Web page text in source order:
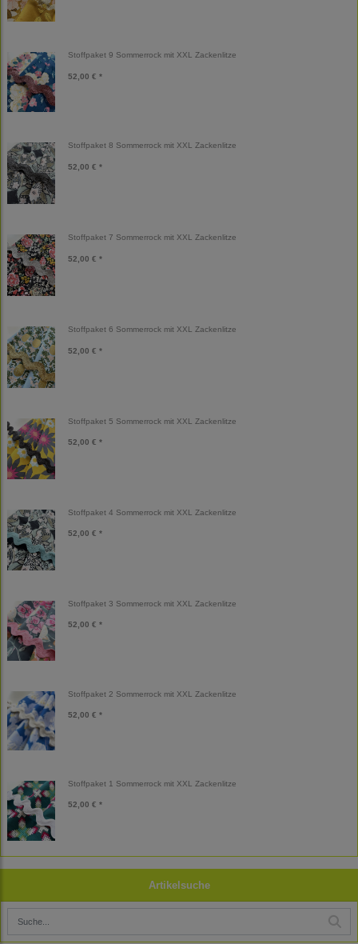
Stoffpaket 9 Sommerrock mit XXL Zackenlitze
52,00 € *
Stoffpaket 8 Sommerrock mit XXL Zackenlitze
52,00 € *
Stoffpaket 7 Sommerrock mit XXL Zackenlitze
52,00 € *
Stoffpaket 6 Sommerrock mit XXL Zackenlitze
52,00 € *
Stoffpaket 5 Sommerrock mit XXL Zackenlitze
52,00 € *
Stoffpaket 4 Sommerrock mit XXL Zackenlitze
52,00 € *
Stoffpaket 3 Sommerrock mit XXL Zackenlitze
52,00 € *
Stoffpaket 2 Sommerrock mit XXL Zackenlitze
52,00 € *
Stoffpaket 1 Sommerrock mit XXL Zackenlitze
52,00 € *
Artikelsuche